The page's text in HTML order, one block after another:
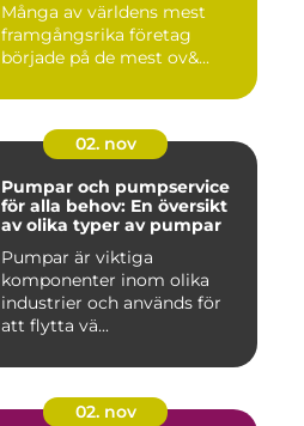
Många av världens mest
framgångsrika företag
började på de mest ov&...
02. nov
Pumpar och pumpservice
för alla behov: En översikt
av olika typer av pumpar
Pumpar är viktiga
komponenter inom olika
industrier och används för
att flytta vä...
02. nov